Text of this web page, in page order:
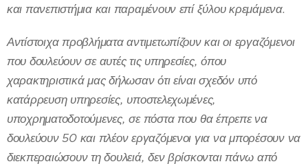
και πανεπιστήμια και παραμένουν επί ξύλου κρεμάμενα.
Αντίστοιχα προβλήματα αντιμετωπίζουν και οι εργαζόμενοι
που δουλεύουν σε αυτές τις υπηρεσίες, όπου
χαρακτηριστικά μας δήλωσαν ότι είναι σχεδόν υπό
κατάρρευση υπηρεσίες, υποστελεχωμένες,
υποχρηματοδοτούμενες, σε πόστα που θα έπρεπε να
δουλεύουν 50 και πλέον εργαζόμενοι για να μπορέσουν να
διεκπεραιώσουν τη δουλειά, δεν βρίσκονται πάνω από